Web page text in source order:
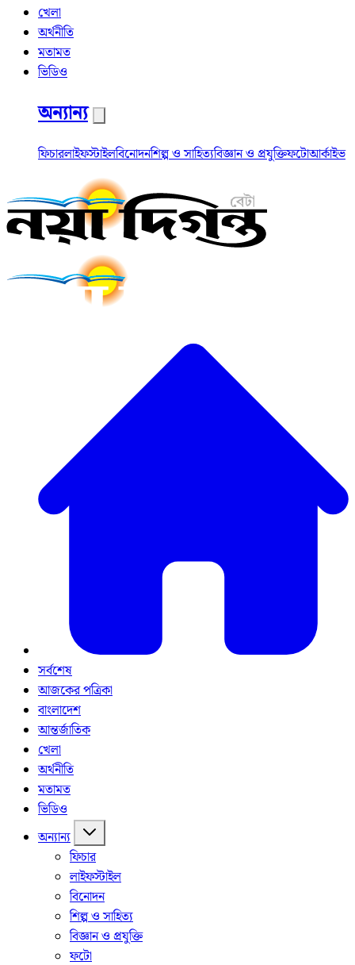
খেলা
অর্থনীতি
মতামত
ভিডিও
অন্যান্য
ফিচারলাইফস্টাইলবিনোদনশিল্প ও সাহিত্যবিজ্ঞান ও প্রযুক্তিফটোআর্কাইভ
সর্বশেষ
আজকের পত্রিকা
বাংলাদেশ
আন্তর্জাতিক
খেলা
অর্থনীতি
মতামত
ভিডিও
অন্যান্য
ফিচার
লাইফস্টাইল
বিনোদন
শিল্প ও সাহিত্য
বিজ্ঞান ও প্রযুক্তি
ফটো